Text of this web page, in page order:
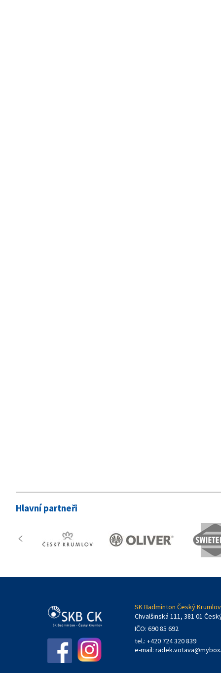
Hlavní partneři
SK Badminton Český
Chvalšinská 111, 381 01
IČO: 690 85 692
tel.: +420 724 320 839
e-mail: